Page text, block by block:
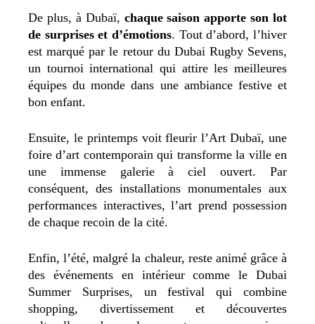
De plus, à Dubaï, chaque saison apporte son lot
de surprises et d’émotions. Tout d’abord, l’hiver
est marqué par le retour du Dubai Rugby Sevens,
un tournoi international qui attire les meilleures
équipes du monde dans une ambiance festive et
bon enfant.
Ensuite, le printemps voit fleurir l’Art Dubaï, une
foire d’art contemporain qui transforme la ville en
une immense galerie à ciel ouvert. Par
conséquent, des installations monumentales aux
performances interactives, l’art prend possession
de chaque recoin de la cité.
Enfin, l’été, malgré la chaleur, reste animé grâce à
des événements en intérieur comme le Dubai
Summer Surprises, un festival qui combine
shopping, divertissement et découvertes